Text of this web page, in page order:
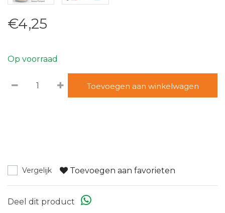
€4,25
Op voorraad
Toevoegen aan winkelwagen
Vergelijk Toevoegen aan favorieten
Deel dit product